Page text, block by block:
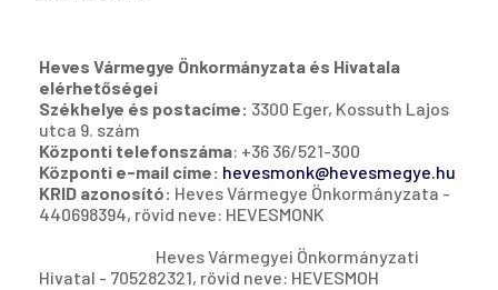
Heves Vármegye Önkormányzata és Hivatala
elérhetőségei
Székhelye és postacíme: 3300 Eger, Kossuth Lajos
utca 9. szám
Központi telefonszáma: +36 36/521-300
Központi e-mail címe: hevesmonk@hevesmegye.hu
KRID azonosító: Heves Vármegye Önkormányzata -
440698394, rövid neve: HEVESMONK
Heves Vármegyei Önkormányzati
Hivatal - 705282321, rövid neve: HEVESMOH